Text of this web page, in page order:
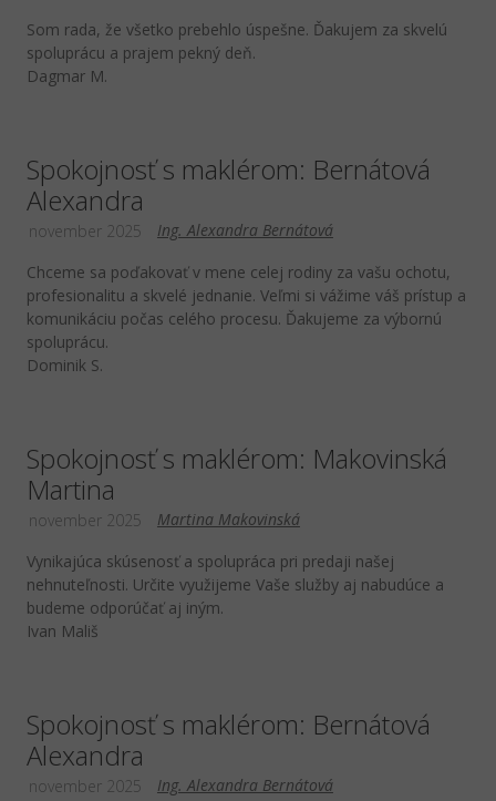
Som rada, že všetko prebehlo úspešne. Ďakujem za skvelú
spoluprácu a prajem pekný deň.
Dagmar M.
Spokojnosť s maklérom: Bernátová
Alexandra
Ing. Alexandra Bernátová
november 2025
Chceme sa poďakovať v mene celej rodiny za vašu ochotu,
profesionalitu a skvelé jednanie. Veľmi si vážime váš prístup a
komunikáciu počas celého procesu. Ďakujeme za výbornú
spoluprácu.
Dominik S.
Spokojnosť s maklérom: Makovinská
Martina
Martina Makovinská
november 2025
Vynikajúca skúsenosť a spolupráca pri predaji našej
nehnuteľnosti. Určite využijeme Vaše služby aj nabudúce a
budeme odporúčať aj iným.
Ivan Mališ
Spokojnosť s maklérom: Bernátová
Alexandra
Ing. Alexandra Bernátová
november 2025